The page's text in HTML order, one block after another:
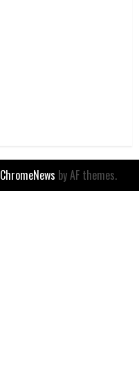
ChromeNews by AF themes.